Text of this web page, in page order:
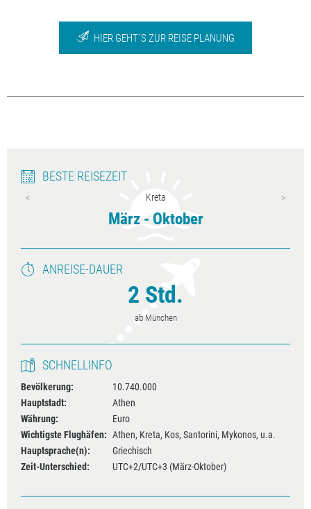
HIER GEHT´S ZUR REISE PLANUNG
BESTE REISEZEIT
Kreta
März - Oktober
ANREISE-DAUER
2 Std.
ab München
SCHNELLINFO
Bevölkerung:
10.740.000
Hauptstadt:
Athen
Währung:
Euro
Wichtigste Flughäfen: Athen, Kreta, Kos, Santorini, Mykonos, u.a.
Hauptsprache(n):
Griechisch
Zeit-Unterschied:
UTC+2/UTC+3 (März-Oktober)